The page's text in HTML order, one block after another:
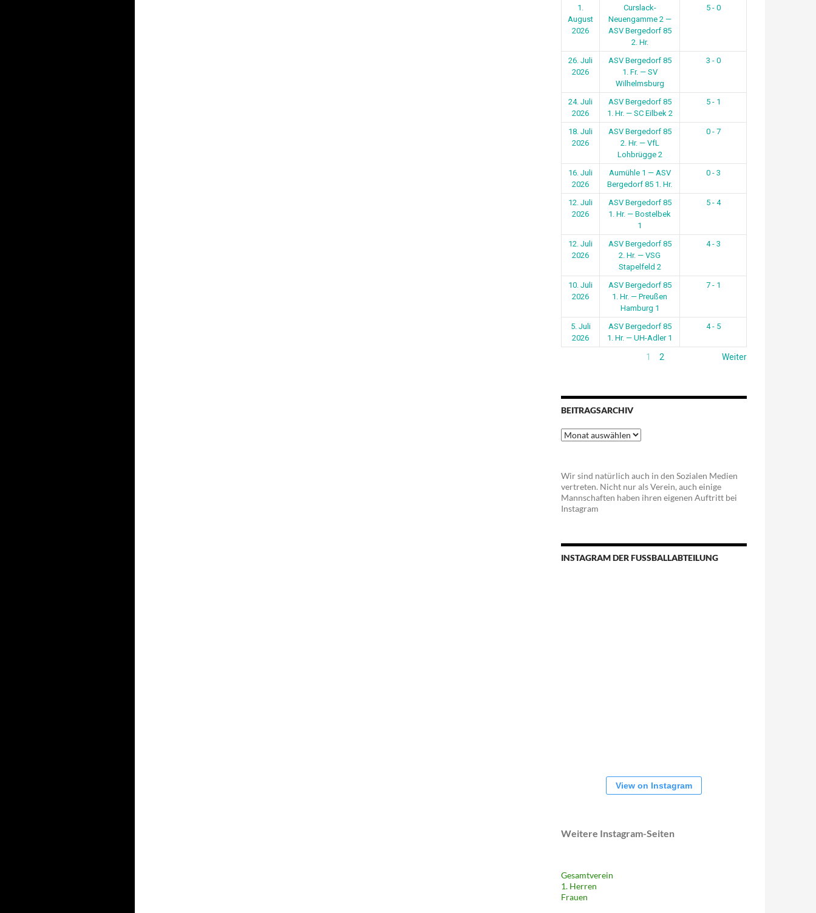
1.
August
2026
Curslack-
Neuengamme 2 —
ASV Bergedorf 85
2. Hr.
5 - 0
26. Juli
2026
ASV Bergedorf 85
1. Fr. — SV
Wilhelmsburg
3 - 0
24. Juli
2026
ASV Bergedorf 85
1. Hr. — SC Eilbek 2
5 - 1
18. Juli
2026
ASV Bergedorf 85
2. Hr. — VfL
Lohbrügge 2
0 - 7
16. Juli
2026
Aumühle 1 — ASV
Bergedorf 85 1. Hr.
0 - 3
12. Juli
2026
ASV Bergedorf 85
1. Hr. — Bostelbek
1
5 - 4
12. Juli
2026
ASV Bergedorf 85
2. Hr. — VSG
Stapelfeld 2
4 - 3
10. Juli
2026
ASV Bergedorf 85
1. Hr. — Preußen
Hamburg 1
7 - 1
5. Juli
2026
ASV Bergedorf 85
1. Hr. — UH-Adler 1
4 - 5
1 2 Weiter
BEITRAGSARCHIV
Beitragsarchiv
Wir sind natürlich auch in den Sozialen Medien
vertreten. Nicht nur als Verein, auch einige
Mannschaften haben ihren eigenen Auftritt bei
Instagram
INSTAGRAM DER FUSSBALLABTEILUNG
View on Instagram
Weitere Instagram-Seiten
Gesamtverein
1. Herren
Frauen